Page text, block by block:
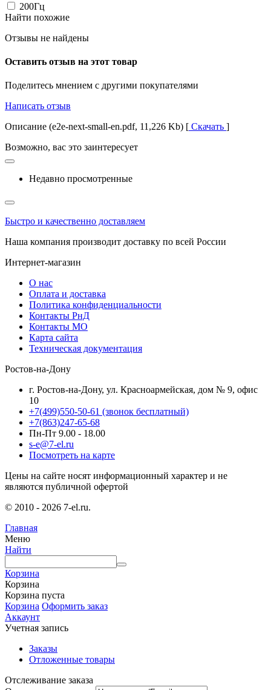
200Гц
Найти похожие
Отзывы не найдены
Оставить отзыв на этот товар
Поделитесь мнением с другими покупателями
Написать отзыв
Описание (e2e-next-small-en.pdf, 11,226 Kb) [ Скачать ]
Возможно, вас это заинтересует
Недавно просмотренные
Быстро и качественно доставляем
Наша компания производит доставку по всей России
Интернет-магазин
О нас
Оплата и доставка
Политика конфиденциальности
Контакты РнД
Контакты МО
Карта сайта
Техническая документация
Ростов-на-Дону
г. Ростов-на-Дону, ул. Красноармейская, дом № 9, офис
10
+7(499)550-50-61 (звонок бесплатный)
+7(863)247-65-68
Пн-Пт 9.00 - 18.00
s-e@7-el.ru
Посмотреть на карте
Цены на сайте носят информационный характер и не
являются публичной офертой
© 2010 - 2026 7-el.ru.
Главная
Меню
Найти
Корзина
Корзина
Корзина пуста
Корзина Оформить заказ
Аккаунт
Учетная запись
Заказы
Отложенные товары
Отслеживание заказа